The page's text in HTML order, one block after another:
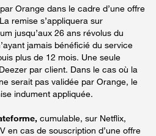
Orange dans le cadre d’une offre
remise s’appliquera sur
jusqu’aux 26 ans révolus du
jamais bénéficié du service
plus de 12 mois. Une seule
par client. Dans le cas où la
serait pas validée par Orange, le
indument appliquée.
cumulable, sur Netflix,
en cas de souscription d’une offre